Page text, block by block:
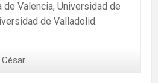
de Valencia, Universidad de
de Valladolid.
César